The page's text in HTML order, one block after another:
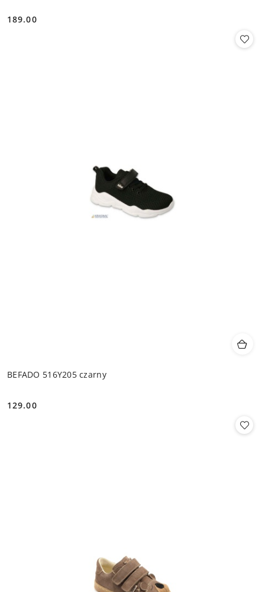
Cena:
189.00
BEFADO 516Y205 czarny
Cena:
129.00